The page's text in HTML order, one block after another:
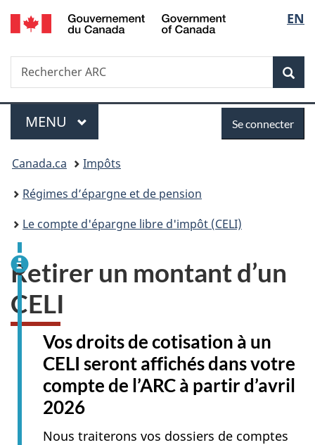
Passer
au
Passer
à
du
Passer
à
simplifiée
de
la
EN
Government
Recherche
Rechercher
ARC
Menu
MENU PRINCIPAL
connecter
Se connecter
Vous
êtes
ici :
Canada.ca
Impôts
Régimes d’épargne et de pension
Le compte d'épargne libre d'impôt (CELI)
Retirer un montant d’un
CELI
Vos droits de cotisation à un
CELI seront affichés dans votre
compte de l’ARC à partir d’avril
2026
Nous traiterons vos dossiers de comptes